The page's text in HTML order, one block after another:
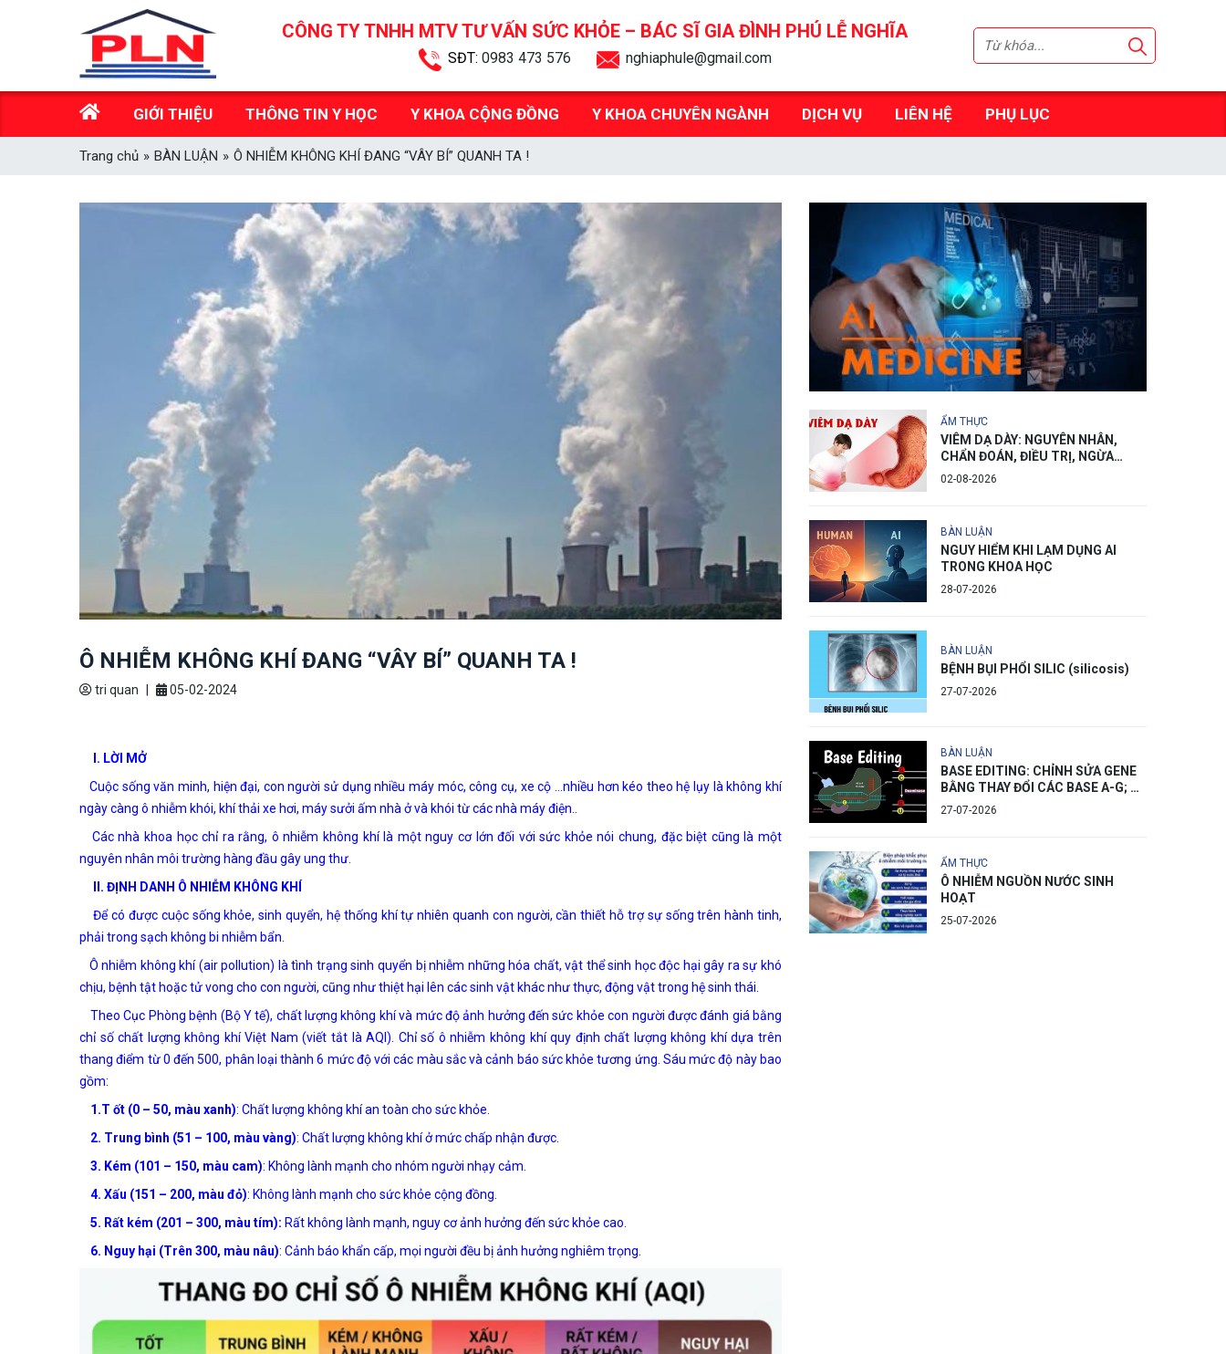
CÔNG TY TNHH MTV TƯ VẤN SỨC KHỎE – BÁC SĨ GIA ĐÌNH PHÚ LỄ NGHĨA
SĐT: 0983 473 576 nghiaphule@gmail.com
GIỚI THIỆU THÔNG TIN Y HỌC Y KHOA CỘNG ĐỒNG Y KHOA CHUYÊN NGÀNH DỊCH VỤ LIÊN HỆ PHỤ LỤC
Trang chủ » BÀN LUẬN » Ô NHIỄM KHÔNG KHÍ ĐANG “VÂY BÍ” QUANH TA !
Ô NHIỄM KHÔNG KHÍ ĐANG “VÂY BÍ” QUANH TA !
tri quan 05-02-2024
I. LỜI MỞ
Cuộc sống văn minh, hiện đại, con người sử dụng nhiều máy móc, công cụ, xe cộ …nhiều hơn kéo theo hệ lụy là không khí
ngày càng ô nhiễm khói, khí thải xe hơi, máy sưởi ấm nhà ở và khói từ các nhà máy điện..
Các nhà khoa học chỉ ra rằng, ô nhiễm không khí là một nguy cơ lớn đối với sức khỏe nói chung, đặc biệt cũng là một
nguyên nhân môi trường hàng đầu gây ung thư.
II. ĐỊNH DANH Ô NHIỄM KHÔNG KHÍ
Để có được cuộc sống khỏe, sinh quyển, hệ thống khí tự nhiên quanh con người, cần thiết hỗ trợ sự sống trên hành tinh,
phải trong sạch không bi nhiễm bẩn.
Ô nhiễm không khí (air pollution) là tình trạng sinh quyển bị nhiễm những hóa chất, vật thể sinh học độc hại gây ra sự khó
chịu, bệnh tật hoặc tử vong cho con người, cũng như thiệt hại lên các sinh vật khác như thực, động vật trong hệ sinh thái.
Theo Cục Phòng bệnh (Bộ Y tế), chất lượng không khí và mức độ ảnh hưởng đến sức khỏe con người được đánh giá bằng
chỉ số chất lượng không khí Việt Nam (viết tắt là AQI). Chỉ số ô nhiễm không khí quy định chất lượng không khí dựa trên
thang điểm từ 0 đến 500, phân loại thành 6 mức độ với các màu sắc và cảnh báo sức khỏe tương ứng. Sáu mức độ này bao
gồm:
1.T ốt (0 – 50, màu xanh): Chất lượng không khí an toàn cho sức khỏe.
2. Trung bình (51 – 100, màu vàng): Chất lượng không khí ở mức chấp nhận được.
3. Kém (101 – 150, màu cam): Không lành mạnh cho nhóm người nhạy cảm.
4. Xấu (151 – 200, màu đỏ): Không lành mạnh cho sức khỏe cộng đồng.
5. Rất kém (201 – 300, màu tím): Rất không lành mạnh, nguy cơ ảnh hưởng đến sức khỏe cao.
6. Nguy hại (Trên 300, màu nâu): Cảnh báo khẩn cấp, mọi người đều bị ảnh hưởng nghiêm trọng.
ẨM THỰC
VIÊM DẠ DÀY: NGUYÊN NHÂN,
CHẨN ĐOÁN, ĐIỀU TRỊ, NGỪA
PHÒNG
02-08-2026
BÀN LUẬN
NGUY HIỂM KHI LẠM DỤNG AI
TRONG KHOA HỌC
28-07-2026
BÀN LUẬN
BỆNH BỤI PHỔI SILIC (silicosis)
27-07-2026
BÀN LUẬN
BASE EDITING: CHỈNH SỬA GENE
BẰNG THAY ĐỔI CÁC BASE A-G; C-
T
27-07-2026
ẨM THỰC
Ô NHIỄM NGUỒN NƯỚC SINH
HOẠT
25-07-2026